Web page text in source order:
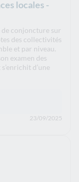
locales -
de conjoncture sur
des collectivités
et par niveau.
examen des
d’une
23/09/2025